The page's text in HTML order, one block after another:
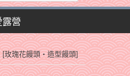
營
玫瑰花饅頭‧造型饅頭]